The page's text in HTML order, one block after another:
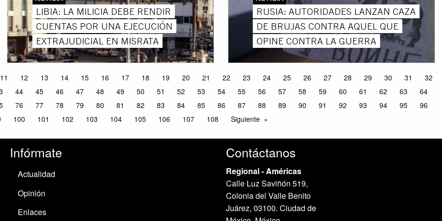
LIBIA: LA MILICIA DEBE RENDIR
CUENTAS POR UNA EJECUCIÓN
EXTRAJUDICIAL EN MISRATA
RUSIA: AUTORIDADES LANZAN CAZA
DE BRUJAS CONTRA AQUEL QUE
OPINE CONTRA LA GUERRA
11 12 13 14 15 16 17 18 19 20 21 22 23 24 25 26 27 28 29 30 31
32
44 45 46 47 48 49 50 51 52 53 54 55 56 57 58 59 60 61 62 63
64
76 77 78 79 80 81 82 83 84 85 86 87 88 89 90 91 92 93 94 95
96
100 101 102 103 104 105 106 107 108 Siguiente
Infórmate
Actualidad
Opinión
Enlaces
Contáctanos
Regional - Américas
Calle Luz Saviñón 519,
Colonia del Valle Benito
Juárez, 03100. Ciudad de